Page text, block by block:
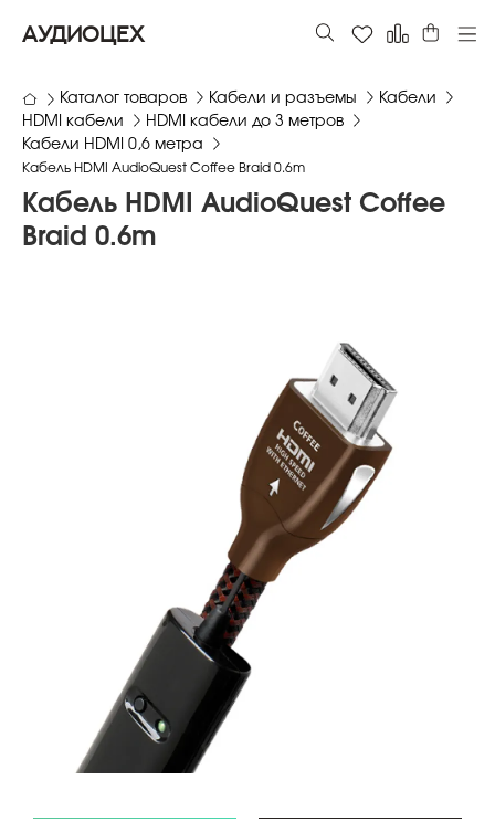
АУДИОЦЕХ
Каталог товаров Кабели и разъемы
Кабели
HDMI кабели
HDMI кабели до 3 метров
Кабели HDMI 0,6 метра
Кабель HDMI AudioQuest Coffee Braid 0.6m
Кабель HDMI AudioQuest Coffee
Braid 0.6m